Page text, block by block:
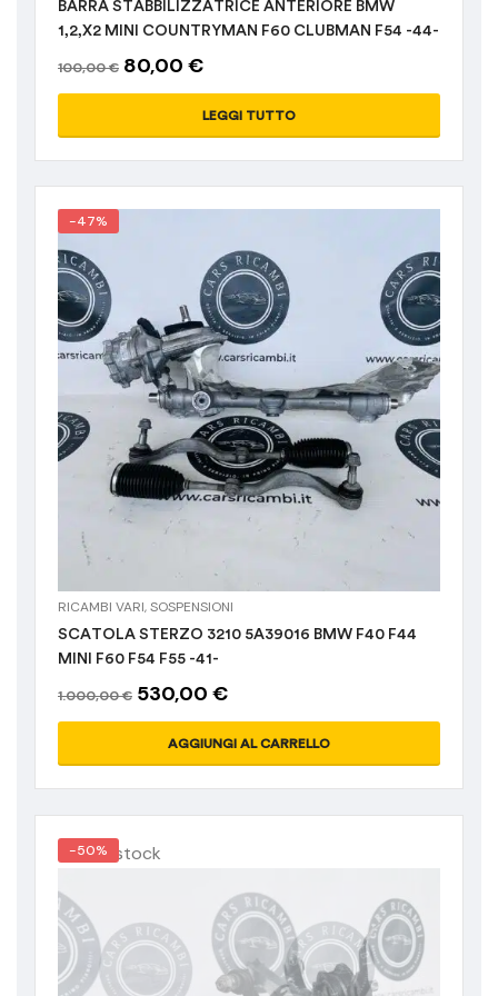
BARRA STABBILIZZATRICE ANTERIORE BMW
1,2,X2 MINI COUNTRYMAN F60 CLUBMAN F54 -44-
100,00€ 80,00 €
LEGGI TUTTO
-47%
RICAMBI VARI,SOSPENSIONI
SCATOLA STERZO 3210 5A39016 BMW F40 F44
MINI F60 F54 F55 -41-
1.000,00€ 530,00 €
AGGIUNGI AL CARRELLO
-50%
Out of stock